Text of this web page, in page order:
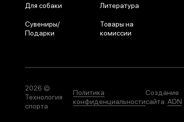
Для собаки Литература
Сувениры/
Подарки
Товары на
комиссии
2026 ©
Технология
спорта
Политика
конфиденциальности
Создание
сайта: ADN